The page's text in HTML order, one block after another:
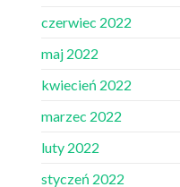
czerwiec 2022
maj 2022
kwiecień 2022
marzec 2022
luty 2022
styczeń 2022